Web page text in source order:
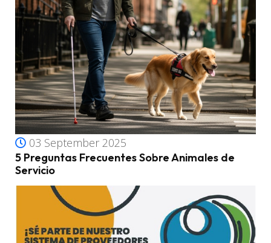
03 September 2025
5 Preguntas Frecuentes Sobre Animales de
Servicio